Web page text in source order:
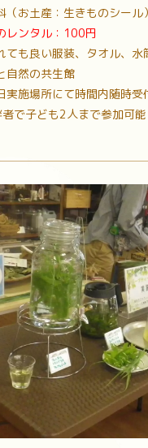
お土産：生きものシール）
レンタル：100円
ても良い服装、タオル、
自然の共生館
施場所にて時間内随時受
で子ども2人まで参加可能